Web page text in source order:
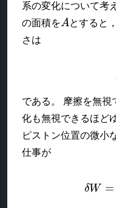
系の変化について考
の面積を
A
とすると
さは
である。 摩擦を無視
化も無視できるほど
ピストン位置の微小
仕事が
(2)